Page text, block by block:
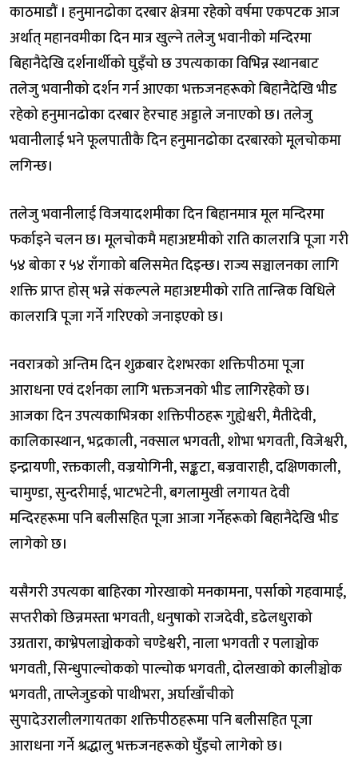
काठमाडौं । हनुमानढोका दरबार क्षेत्रमा रहेको वर्षमा एकपटक आज
अर्थात् महानवमीका दिन मात्र खुल्ने तलेजु भवानीको मन्दिरमा
बिहानैदेखि दर्शनार्थीको घुइँचो छ उपत्यकाका विभिन्न स्थानबाट
तलेजु भवानीको दर्शन गर्न आएका भक्तजनहरूको बिहानैदेखि भीड
रहेको हनुमानढोका दरबार हेरचाह अड्डाले जनाएको छ। तलेजु
भवानीलाई भने फूलपातीकै दिन हनुमानढोका दरबारको मूलचोकमा
लगिन्छ।
तलेजु भवानीलाई विजयादशमीका दिन बिहानमात्र मूल मन्दिरमा
फर्काइने चलन छ। मूलचोकमै महाअष्टमीको राति कालरात्रि पूजा गरी
५४ बोका र ५४ राँगाको बलिसमेत दिइन्छ। राज्य सञ्चालनका लागि
शक्ति प्राप्त होस् भन्ने संकल्पले महाअष्टमीको राति तान्त्रिक विधिले
कालरात्रि पूजा गर्ने गरिएको जनाइएको छ।
नवरात्रको अन्तिम दिन शुक्रबार देशभरका शक्तिपीठमा पूजा
आराधना एवं दर्शनका लागि भक्तजनको भीड लागिरहेको छ।
आजका दिन उपत्यकाभित्रका शक्तिपीठहरू गुह्येश्वरी, मैतीदेवी,
कालिकास्थान, भद्रकाली, नक्साल भगवती, शोभा भगवती, विजेश्वरी,
इन्द्रायणी, रक्तकाली, वज्रयोगिनी, सङ्कटा, बज्रवाराही, दक्षिणकाली,
चामुण्डा, सुन्दरीमाई, भाटभटेनी, बगलामुखी लगायत देवी
मन्दिरहरूमा पनि बलीसहित पूजा आजा गर्नेहरूको बिहानैदेखि भीड
लागेको छ।
यसैगरी उपत्यका बाहिरका गोरखाको मनकामना, पर्साको गहवामाई,
सप्तरीको छिन्नमस्ता भगवती, धनुषाको राजदेवी, डढेलधुराको
उग्रतारा, काभ्रेपलाञ्चोकको चण्डेश्वरी, नाला भगवती र पलाञ्चोक
भगवती, सिन्धुपाल्चोकको पाल्चोक भगवती, दोलखाको कालीञ्चोक
भगवती, ताप्लेजुङको पाथीभरा, अर्घाखाँचीको
सुपादेउरालीलगायतका शक्तिपीठहरूमा पनि बलीसहित पूजा
आराधना गर्ने श्रद्धालु भक्तजनहरूको घुँइचो लागेको छ।